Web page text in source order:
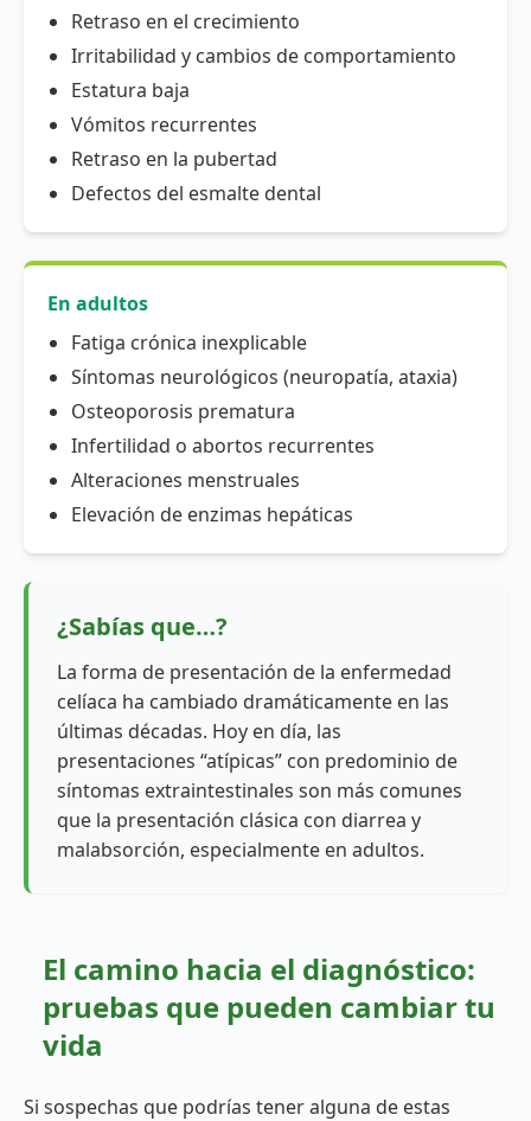
Retraso en el crecimiento
Irritabilidad y cambios de comportamiento
Estatura baja
Vómitos recurrentes
Retraso en la pubertad
Defectos del esmalte dental
En adultos
Fatiga crónica inexplicable
Síntomas neurológicos (neuropatía, ataxia)
Osteoporosis prematura
Infertilidad o abortos recurrentes
Alteraciones menstruales
Elevación de enzimas hepáticas
¿Sabías que…?
La forma de presentación de la enfermedad
celíaca ha cambiado dramáticamente en las
últimas décadas. Hoy en día, las
presentaciones “atípicas” con predominio de
síntomas extraintestinales son más comunes
que la presentación clásica con diarrea y
malabsorción, especialmente en adultos.
El camino hacia el diagnóstico:
pruebas que pueden cambiar tu
vida
Si sospechas que podrías tener alguna de estas